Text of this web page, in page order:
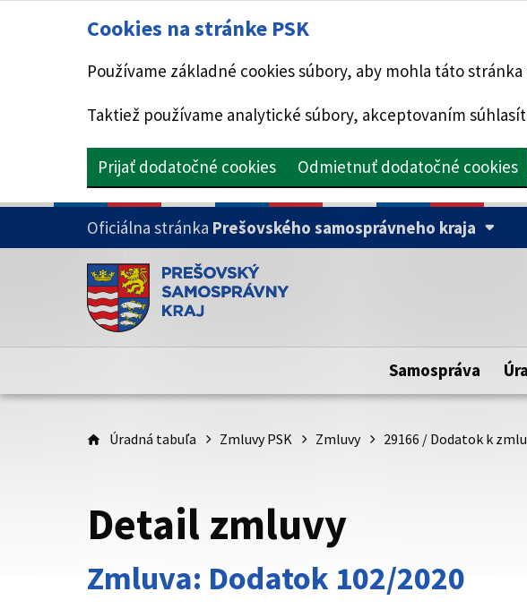
Cookies na stránke PSK
Používame základné cookies súbory, aby mohla táto
Taktiež používame analytické súbory, akceptovaním
Prijať dodatočné cookies Odmietnuť dodatočné cookies
PRESKOČIŤ NA HLAVNÝ OBSAH
Oficiálna stránka Prešovského samosprávneho kraja
Doména psk.sk je oficiálna
Toto je oficiálna webová stránka Prešovského
Samospráva
Úradná tabuľa Zmluvy PSK Zmluvy 29166 / Dodatok k
Detail zmluvy
Zmluva: Dodatok 102/2020